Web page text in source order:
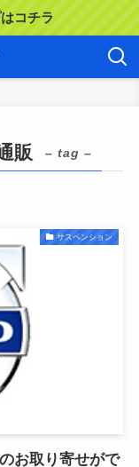
コチラ
販 – tag –
サスペンション
お取り寄せがで